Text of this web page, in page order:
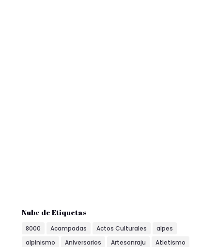
Nube de Etiquetas
8000 Acampadas Actos Culturales
alpes
alpinismo
Aniversarios Artesonraju
Atletismo